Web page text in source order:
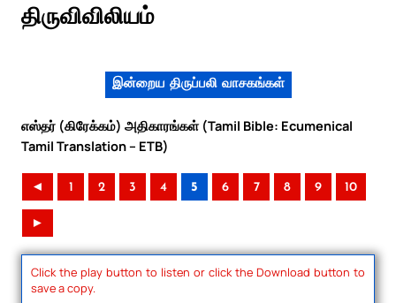
திருவிவிலியம்
இன்றைய திருப்பலி வாசகங்கள்
எஸ்தர் (கிரேக்கம்) அதிகாரங்கள் (Tamil Bible: Ecumenical
Tamil Translation – ETB)
◄ 1 2 3 4 5 6 7 8 9 10
►
Click the play button to listen or click the Download button to
save a copy.